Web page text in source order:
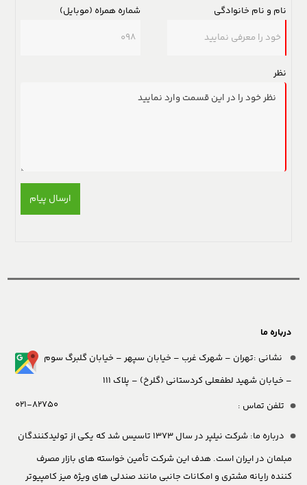
نام و نام خانوادگی شماره همراه (موبایل)
نظر
ارسال پیام
درباره ما
نشانی :تهران – شهرک غرب – خیابان سپهر – خیابان گلبرگ سوم
– خیابان شهید لطفعلی کردستانی (گلرخ) – پلاک 111
تلفن تماس :
021-82750
درباره ما:
شرکت نیلپر در سال 1373 تاسیس شد که یکی از تولیدکنندگان
مبلمان در ایران است. هدف این شرکت تأمین خواسته های بازار مصرف
کننده رایانه مشتری و امکانات جانبی مانند صندلی های ویژه میز کامپیوتر